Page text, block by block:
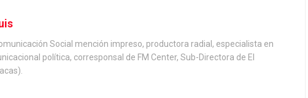
Social mención impreso, productora radial, especialista en
política, corresponsal de FM Center, Sub-Directora de El